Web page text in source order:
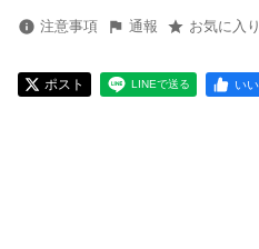
注意事項 通報 お気に入り
ポスト LINEで送る いい